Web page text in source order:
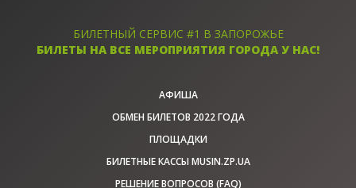
БИЛЕТЫ
БИЛЕТНЫЙ СЕРВИС #1 В ЗАПОРОЖЬЕ
БИЛЕТЫ НА ВСЕ МЕРОПРИЯТИЯ ГОРОДА У НАС!
АФИША
ОБМЕН БИЛЕТОВ 2022 ГОДА
ПЛОЩАДКИ
БИЛЕТНЫЕ КАССЫ MUSIN.ZP.UA
РЕШЕНИЕ ВОПРОСОВ (FAQ)